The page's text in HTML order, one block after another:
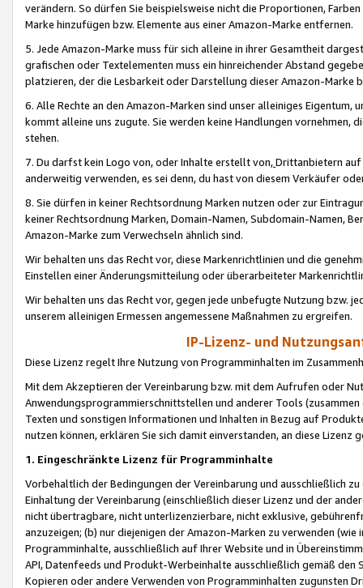
verändern. So dürfen Sie beispielsweise nicht die Proportionen,
Marke hinzufügen bzw. Elemente aus einer Amazon-Marke entfernen.
5. Jede Amazon-Marke muss für sich alleine in ihrer Gesamtheit
grafischen oder Textelementen muss ein hinreichender Abstand
platzieren, der die Lesbarkeit oder Darstellung dieser Amazon-Marke
6. Alle Rechte an den Amazon-Marken sind unser alleiniges
kommt alleine uns zugute. Sie werden keine Handlungen vornehmen,
stehen.
7. Du darfst kein Logo von, oder Inhalte erstellt von,Drittanbietern auf
anderweitig verwenden, es sei denn, du hast von diesem Verkäufer
8. Sie dürfen in keiner Rechtsordnung Marken nutzen oder zur
keiner Rechtsordnung Marken, Domain-Namen, Subdomain-Namen,
Amazon-Marke zum Verwechseln ähnlich sind.
Wir behalten uns das Recht vor, diese Markenrichtlinien und die
Einstellen einer Änderungsmitteilung oder überarbeiteter
Wir behalten uns das Recht vor, gegen jede unbefugte Nutzung bzw.
unserem alleinigen Ermessen angemessene Maßnahmen zu ergreifen.
IP-Lizenz- und
Diese Lizenz regelt Ihre Nutzung von Programminhalten im
Mit dem Akzeptieren der Vereinbarung bzw. mit dem Aufrufen oder
Anwendungsprogrammierschnittstellen und anderer Tools (zusammen
Texten und sonstigen Informationen und Inhalten in Bezug auf
nutzen können, erklären Sie sich damit einverstanden, an diese Lizenz
1. Eingeschränkte Lizenz für Programminhalte
Vorbehaltlich der Bedingungen der Vereinbarung und ausschließlich
Einhaltung der Vereinbarung (einschließlich dieser Lizenz und der
nicht übertragbare, nicht unterlizenzierbare, nicht exklusive,
anzuzeigen; (b) nur diejenigen der Amazon-Marken zu verwenden
Programminhalte, ausschließlich auf Ihrer Website und in
API, Datenfeeds und Produkt-Werbeinhalte ausschließlich gemäß
Kopieren oder andere Verwenden von Programminhalten zugunsten